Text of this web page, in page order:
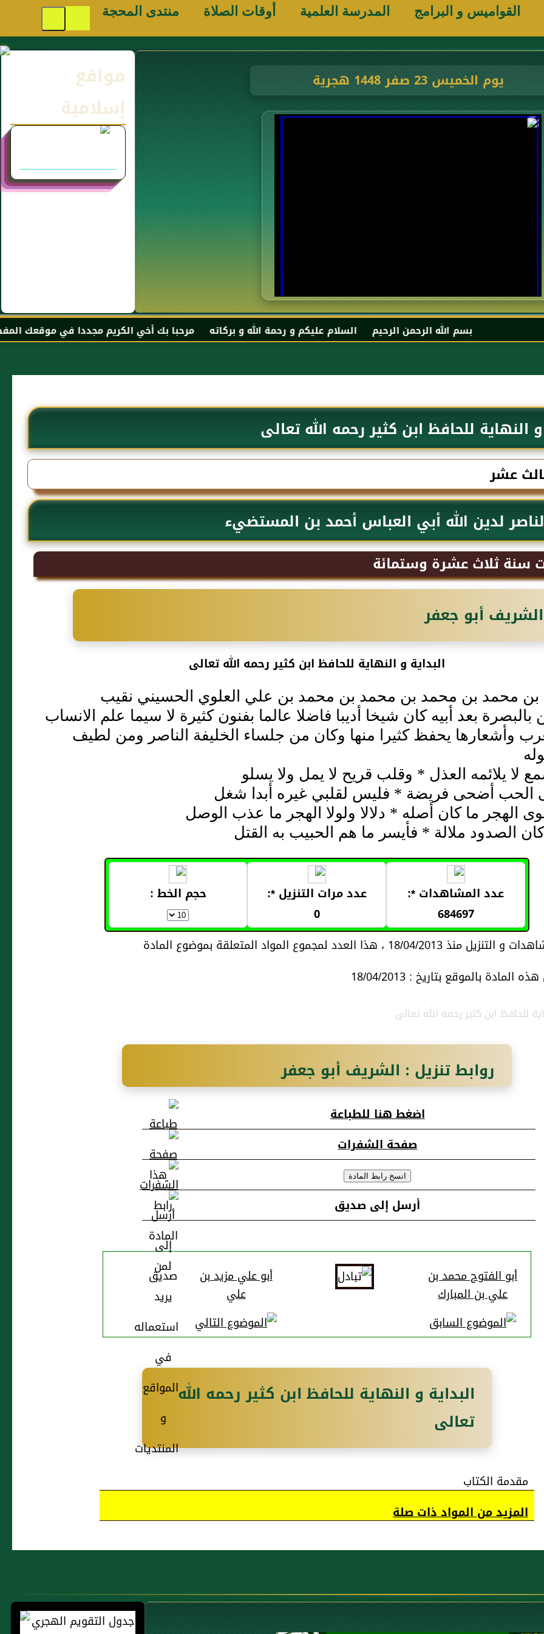
القواميس و البرامج المدرسة العلمية أوقات الصلاة منتدى المحجة
يوم الخميس 23 صفر 1448 هجرية
مواقع
إسلامية
بسم الله الرحمن الرحيم السلام عليكم و رحمة الله و بركاته مرحبا بك أخي الكريم مجددا في موقعك المفضل المحجة
و النهاية للحافظ ابن كثير رحمه الله تعالى
عشر
لدين الله أبي العباس أحمد بن المستضيء
سنة ثلاث عشرة وستمائة
الشريف أبو جعفر
البداية و النهاية للحافظ ابن كثير رحمه الله تعالى
بن محمد بن محمد بن محمد بن محمد بن علي العلوي الحسيني نقيب
بالبصرة بعد أبيه كان شيخا أديبا فاضلا عالما بفنون كثيرة لا سيما علم الانساب
وأشعارها يحفظ كثيرا منها وكان من جلساء الخليفة الناصر ومن لطيف
لا يلائمه العذل * وقلب قريح لا يمل ولا يسلو
الحب أضحى فريضة * فليس لقلبي غيره أبدا شغل
الهجر ما كان أصله * دلالا ولولا الهجر ما عذب الوصل
كان الصدود ملالة * فأيسر ما هم الحبيب به القتل
عدد المشاهدات *:
684697
عدد مرات التنزيل *:
0
حجم الخط :
2013 ، هذا العدد لمجموع المواد المتعلقة بموضوع المادة
بالموقع بتاريخ : 18/04/2013
للحافظ ابن كثير رحمه الله تعالى
روابط تنزيل : الشريف أبو جعفر
اضغط هنا للطباعة
صفحة الشفرات
أرسل إلى صديق
أبو الفتوح محمد بن
علي بن المبارك
أبو علي مزيد بن
علي
البداية و النهاية للحافظ ابن كثير رحمه الله
تعالى
مقدمة الكتاب
المزيد من المواد ذات صلة